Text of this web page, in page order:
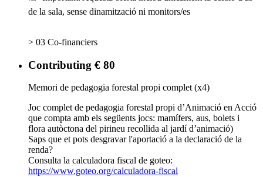
de la sala, sense dinamització ni monitors/es
> 03 Co-financiers
Contributing € 80
Memori de pedagogia forestal propi complet (x4)
Joc complet de pedagogia forestal propi d’Animació en Acció
que compta amb els següents jocs: mamífers, aus, bolets i
flora autòctona del pirineu recollida al jardí d’animació)
Saps que et pots desgravar l'aportació a la declaració de la
renda?
Consulta la calculadora fiscal de goteo:
https://www.goteo.org/calculadora-fiscal